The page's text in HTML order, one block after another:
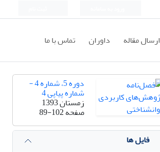
ارسال مقاله داوران تماس با ما
دوره 5، شماره 4 -
شماره پیاپی 4
زمستان 1393
صفحه89-102
فایل ها